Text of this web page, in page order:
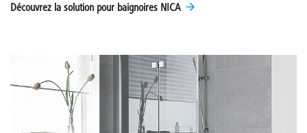
Découvrez la solution pour baignoires NICA